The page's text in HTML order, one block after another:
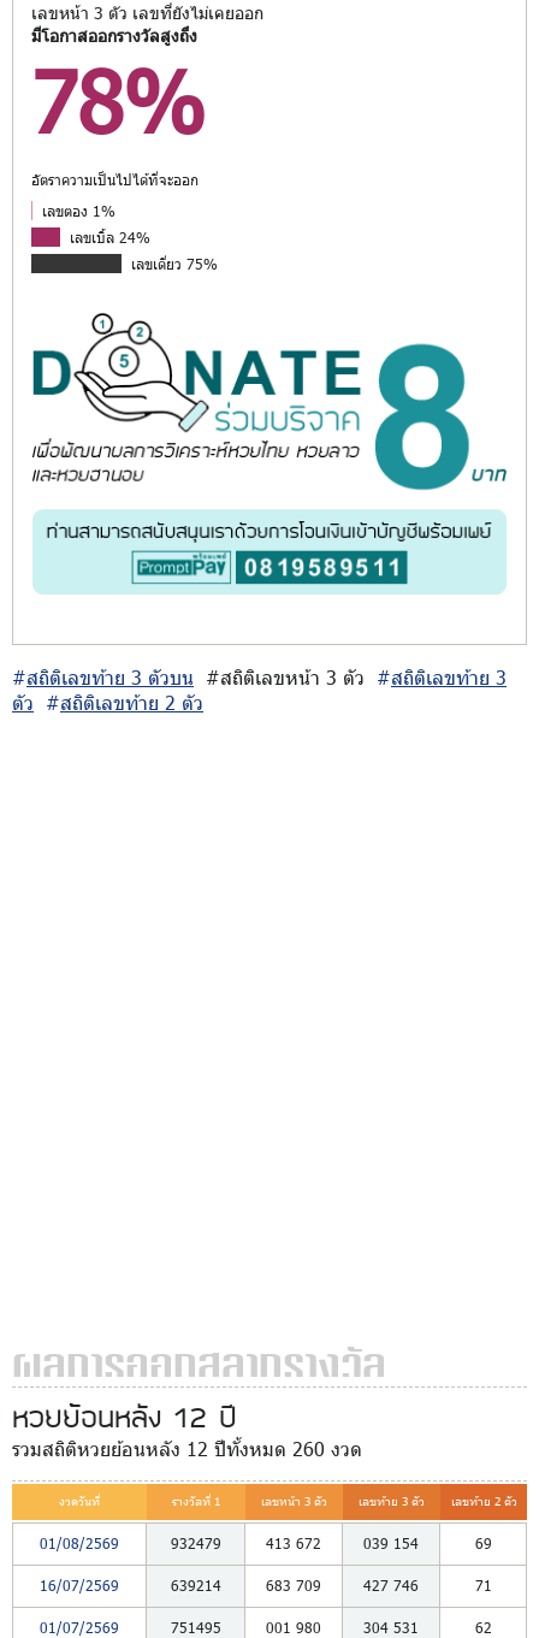
เลขหน้า 3 ตัว เลขที่ยังไม่เคยออก
มีโอกาสออกรางวัลสูงถึง
78%
อัตราความเป็นไปได้ที่จะออก
เลขตอง 1%
เลขเบิ้ล 24%
เลขเดี่ยว 75%
#สถิติเลขท้าย 3 ตัวบน #สถิติเลขหน้า 3 ตัว #สถิติเลขท้าย 3
ตัว #สถิติเลขท้าย 2 ตัว
ผลการออกสลากรางวัล
หวยย้อนหลัง 12 ปี
รวมสถิติหวยย้อนหลัง 12 ปีทั้งหมด 260 งวด
งวดวันที่ รางวัลที่ 1 เลขหน้า 3 ตัว เลขท้าย 3 ตัว เลขท้าย 2 ตัว
01/08/2569 932479 413 672 039 154 69
16/07/2569 639214 683 709 427 746 71
01/07/2569 751495 001 980 304 531 62